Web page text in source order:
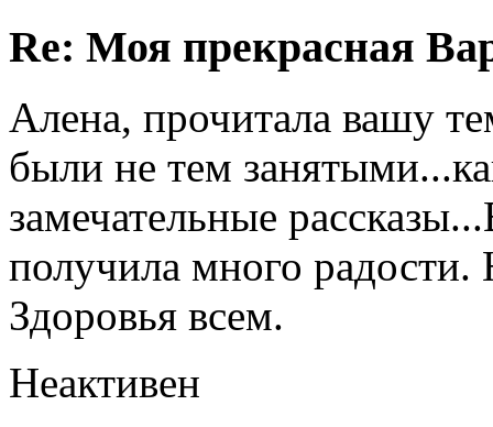
Re: Моя прекрасная
Алена, прочитала вашу
были не тем
замечательные
получила много
Здоровья всем.
Неактивен